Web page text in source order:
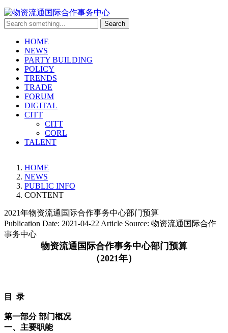
Search
HOME
NEWS
PARTY BUILDING
POLICY
TRENDS
TRADE
FORUM
DIGITAL
CITT
CITT
CORL
TALENT
HOME
NEWS
PUBLIC INFO
CONTENT
2021年物资流通国际合作事务中心部门预算
Publication Date: 2021-04-22 Article Source: 物资流通国际合作
事务中心
物资流通国际合作事务中心部门预算
（2021年）
目 录
第一部分 部门概况
一、主要职能